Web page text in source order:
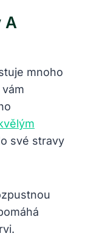
A
​mnoho
své ⁢stravy